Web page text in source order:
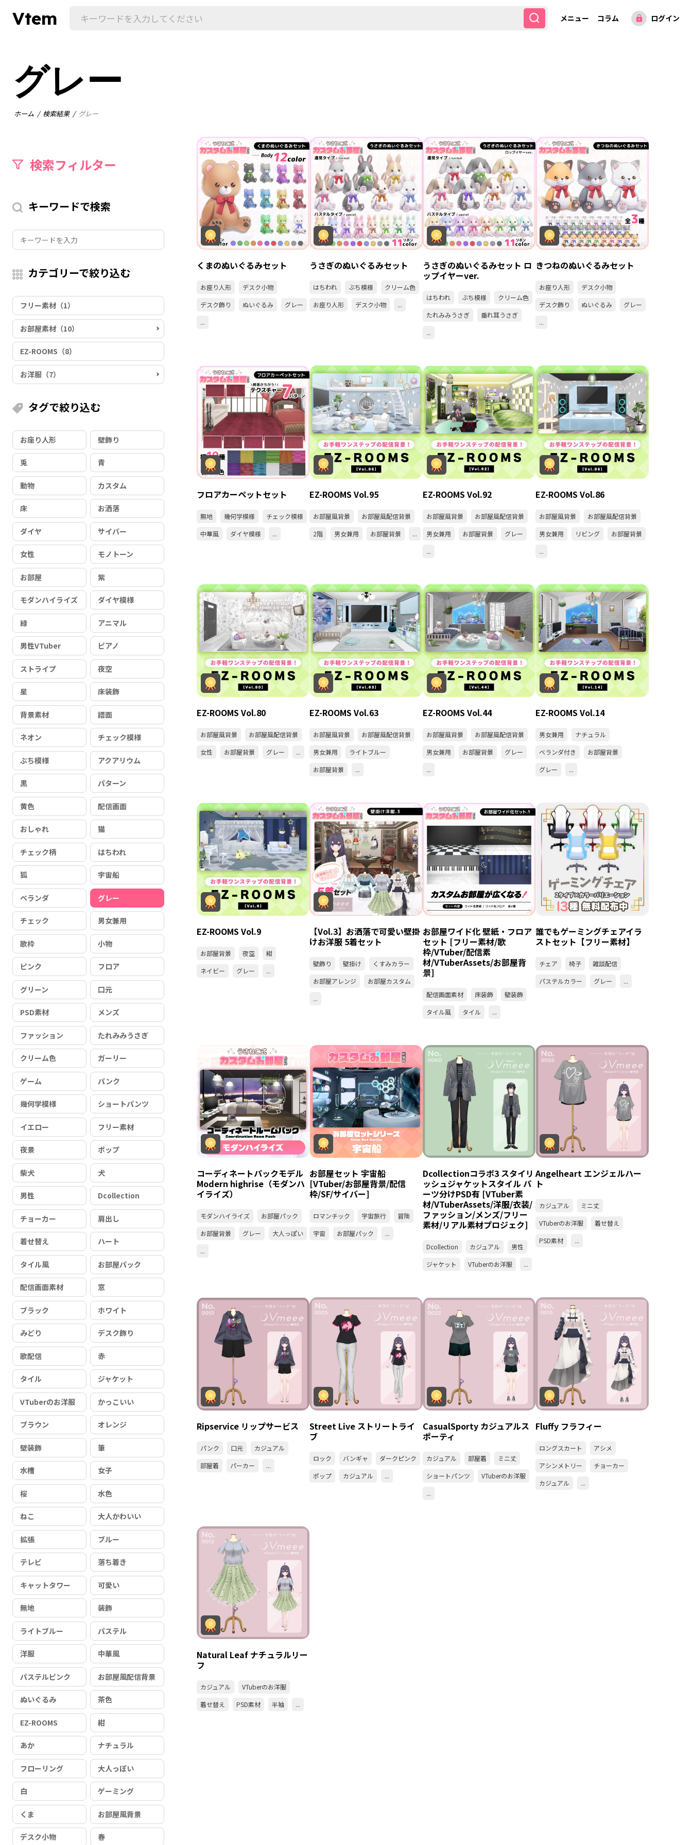
Vtem メニュー コラム lock ログイン
グレー
ホーム 検索結果 グレー
検索フィルター
キーワードで検索
カテゴリーで絞り込む
フリー素材（1）
お部屋素材（10）
EZ-ROOMS（8）
お洋服（7）
タグで絞り込む
お座り人形 壁飾り
兎 青
動物 カスタム
床 お洒落
ダイヤ サイバー
女性 モノトーン
お部屋 紫
モダンハイライズ ダイヤ模様
緑 アニマル
男性VTuber ピアノ
ストライプ 夜空
星 床装飾
背景素材 譜面
ネオン チェック模様
ぶち模様 アクアリウム
黒 パターン
黄色 配信画面
おしゃれ 猫
チェック柄 はちわれ
狐 宇宙船
ベランダ グレー
チェック 男女兼用
歌枠 小物
ピンク フロア
グリーン 口元
PSD素材 メンズ
ファッション たれみみうさぎ
クリーム色 ガーリー
ゲーム パンク
幾何学模様 ショートパンツ
イエロー フリー素材
夜景 ポップ
柴犬 犬
男性 Dcollection
チョーカー 肩出し
着せ替え ハート
タイル風 お部屋パック
配信画面素材 窓
ブラック ホワイト
みどり デスク飾り
歌配信 赤
タイル ジャケット
VTuberのお洋服 かっこいい
ブラウン オレンジ
壁装飾 筆
水槽 女子
桜 水色
ねこ 大人かわいい
拡張 ブルー
テレビ 落ち着き
キャットタワー 可愛い
無地 装飾
ライトブルー パステル
洋服 中華風
パステルピンク お部屋風配信背景
ぬいぐるみ 茶色
EZ-ROOMS 紺
あか ナチュラル
フローリング 大人っぽい
白 ゲーミング
くま お部屋風背景
デスク小物 春
くまのぬいぐるみセット
お座り人形
デスク小物
デスク飾り
ぬいぐるみ
グレー
...
うさぎのぬいぐるみセット
はちわれ ぶち模様
クリーム色
お座り人形
デスク小物 ...
うさぎのぬいぐるみセット ロ
ップイヤーver.
はちわれ ぶち模様
クリーム色
たれみみうさぎ
垂れ耳うさぎ
...
きつねのぬいぐるみセット
お座り人形
デスク小物
デスク飾り
ぬいぐるみ
グレー
...
フロアカーペットセット
無地 幾何学模様
チェック模様
中華風
ダイヤ模様 ...
EZ-ROOMS Vol.95
お部屋風背景
お部屋風配信背景
2階
男女兼用 お部屋背景 ...
EZ-ROOMS Vol.92
お部屋風背景
お部屋風配信背景
男女兼用
お部屋背景
グレー
...
EZ-ROOMS Vol.86
お部屋風背景
お部屋風配信背景
男女兼用
リビング
お部屋背景
...
EZ-ROOMS Vol.80
お部屋風背景
お部屋風配信背景
女性
お部屋背景 グレー ...
EZ-ROOMS Vol.63
お部屋風背景
お部屋風配信背景
男女兼用
ライトブルー
お部屋背景
...
EZ-ROOMS Vol.44
お部屋風背景
お部屋風配信背景
男女兼用
お部屋背景
グレー
...
EZ-ROOMS Vol.14
男女兼用
ナチュラル
ベランダ付き
お部屋背景
グレー
...
EZ-ROOMS Vol.9
お部屋背景 夜空
紺
ネイビー
グレー ...
【Vol.3】お洒落で可愛い壁掛
けお洋服 5着セット
壁飾り 壁掛け
くすみカラー
お部屋アレンジ
お部屋カスタム
...
お部屋ワイド化 壁紙・フロア
セット [フリー素材/歌
枠/VTuber/配信素
材/VTuberAssets/お部屋背
景]
配信画面素材 床装飾
壁装飾
タイル風
タイル ...
誰でもゲーミングチェアイラ
ストセット【フリー素材】
チェア 椅子
雑談配信
パステルカラー
グレー ...
コーディネートパックモデル
Modern highrise（モダンハ
イライズ）
モダンハイライズ
お部屋パック
お部屋背景
グレー
大人っぽい
...
お部屋セット 宇宙船
[VTuber/お部屋背景/配信
枠/SF/サイバー]
ロマンチック 宇宙旅行
冒険
宇宙
お部屋パック ...
Dcollectionコラボ3 スタイリ
ッシュジャケットスタイル パ
ーツ分けPSD有 [VTuber素
材/VTuberAssets/洋服/衣装/
ファッション/メンズ/フリー
素材/リアル素材プロジェク]
Dcollection カジュアル
男性
ジャケット
VTuberのお洋服 ...
Angelheart エンジェルハー
ト
カジュアル
ミニ丈
VTuberのお洋服
着せ替え
PSD素材
...
Ripservice リップサービス
パンク 口元
カジュアル
部屋着
パーカー ...
Street Live ストリートライ
ブ
ロック バンギャ
ダークピンク
ポップ
カジュアル ...
CasualSporty カジュアルス
ポーティ
カジュアル 部屋着
ミニ丈
ショートパンツ
VTuberのお洋服
...
Fluffy フラフィー
ロングスカート
アシメ
アシンメトリー
チョーカー
カジュアル
...
Natural Leaf ナチュラルリー
フ
カジュアル
VTuberのお洋服
着せ替え
PSD素材 半袖 ...